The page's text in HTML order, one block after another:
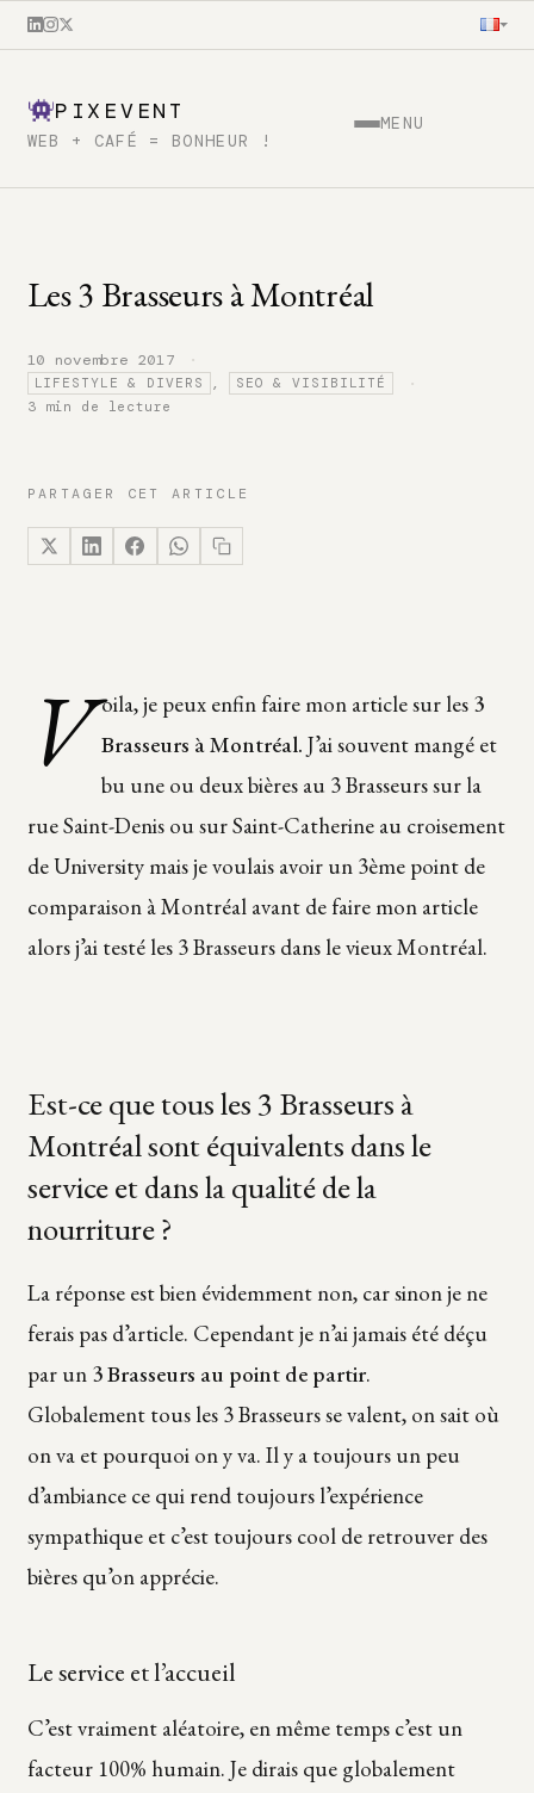
PIXEVENT
WEB + CAFÉ = BONHEUR !
MENU
Les 3 Brasseurs à Montréal
10 novembre 2017 ·
LIFESTYLE & DIVERS , SEO & VISIBILITÉ ·
3 min de lecture
PARTAGER CET ARTICLE
V oila, je peux enfin faire mon article sur les 3
Brasseurs à Montréal. J’ai souvent mangé et
bu une ou deux bières au 3 Brasseurs sur la
rue Saint-Denis ou sur Saint-Catherine au croisement
de University mais je voulais avoir un 3ème point de
comparaison à Montréal avant de faire mon article
alors j’ai testé les 3 Brasseurs dans le vieux Montréal.
Est-ce que tous les 3 Brasseurs à
Montréal sont équivalents dans le
service et dans la qualité de la
nourriture ?
La réponse est bien évidemment non, car sinon je ne
ferais pas d’article. Cependant je n’ai jamais été déçu
par un 3 Brasseurs au point de partir.
Globalement tous les 3 Brasseurs se valent, on sait où
on va et pourquoi on y va. Il y a toujours un peu
d’ambiance ce qui rend toujours l’expérience
sympathique et c’est toujours cool de retrouver des
bières qu’on apprécie.
Le service et l’accueil
C’est vraiment aléatoire, en même temps c’est un
facteur 100% humain. Je dirais que globalement